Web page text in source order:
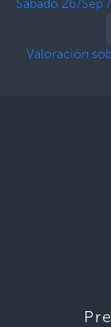
Sábado 26/
Valoración